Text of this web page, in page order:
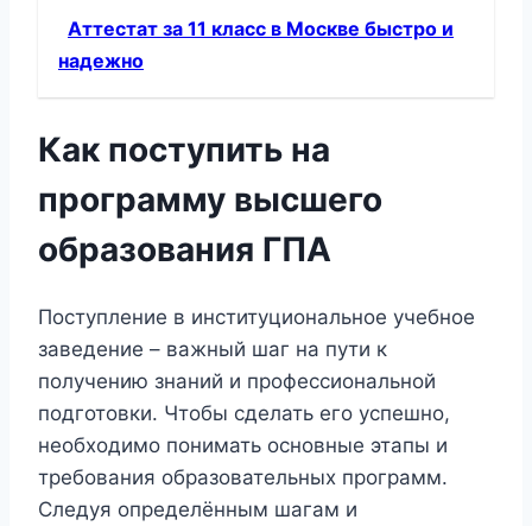
Аттестат за 11 класс в Москве быстро и
надежно
Как поступить на
программу высшего
образования ГПА
Поступление в институциональное учебное
заведение – важный шаг на пути к
получению знаний и профессиональной
подготовки. Чтобы сделать его успешно,
необходимо понимать основные этапы и
требования образовательных программ.
Следуя определённым шагам и